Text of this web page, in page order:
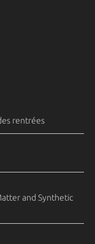
rentrées
and Synthetic